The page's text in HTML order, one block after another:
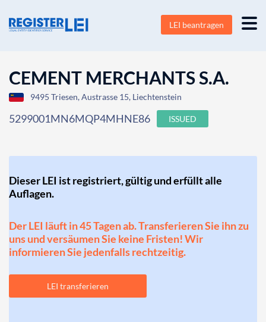
LEI beantragen
CEMENT MERCHANTS S.A.
9495 Triesen, Austrasse 15, Liechtenstein
5299001MN6MQP4MHNE86 ISSUED
Dieser LEI ist registriert, gültig und erfüllt alle
Auflagen.
Der LEI läuft in 45 Tagen ab. Transferieren Sie ihn zu
uns und versäumen Sie keine Fristen! Wir
informieren Sie jedenfalls rechtzeitig.
LEI transferieren